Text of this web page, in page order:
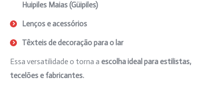
Huipiles Maias (Güipiles)
Lenços e acessórios
Têxteis de decoração para o lar
Essa versatilidade o torna a escolha ideal para estilistas,
tecelões e fabricantes.